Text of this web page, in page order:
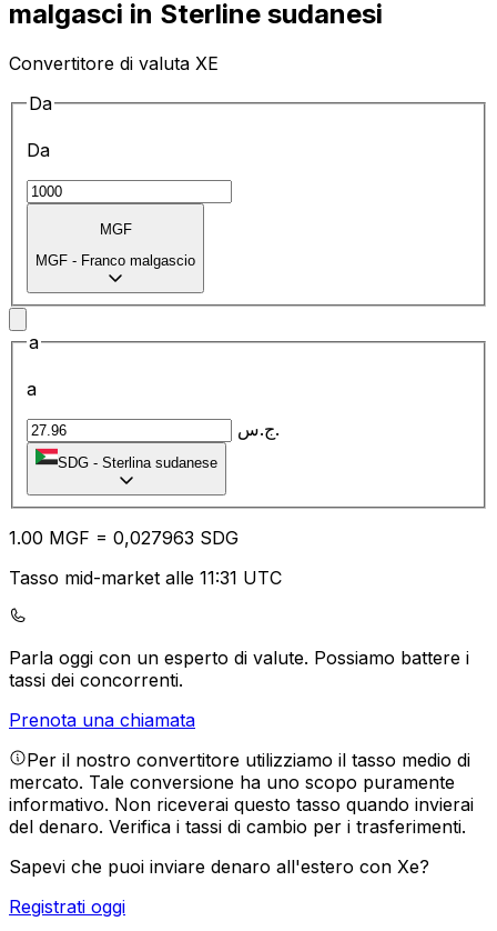
malgasci in Sterline sudanesi
Convertitore di valuta XE
Da
Da
MGF
MGF - Franco malgascio
a
a
ج.س.
SDG - Sterlina sudanese
1.00 MGF = 0,027963 SDG
Tasso mid-market alle 11:31 UTC
Parla oggi con un esperto di valute. Possiamo battere i
tassi dei concorrenti.
Prenota una chiamata
Per il nostro convertitore utilizziamo il tasso medio di
mercato. Tale conversione ha uno scopo puramente
informativo. Non riceverai questo tasso quando invierai
del denaro. Verifica i tassi di cambio per i trasferimenti.
Sapevi che puoi inviare denaro all'estero con Xe?
Registrati oggi